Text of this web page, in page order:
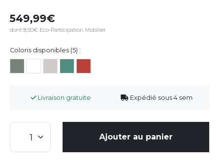
549,99
dont 8,50€ Eco-Participation Mobilier
Coloris disponibles (5) :
Livraison gratuite Expédié sous 4 sem
Ajouter au panier